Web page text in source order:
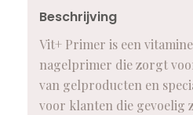
Beschrijving
Vit+ Primer is een
nagelprimer die zorgt
van gelproducten en
voor klanten die gevoelig